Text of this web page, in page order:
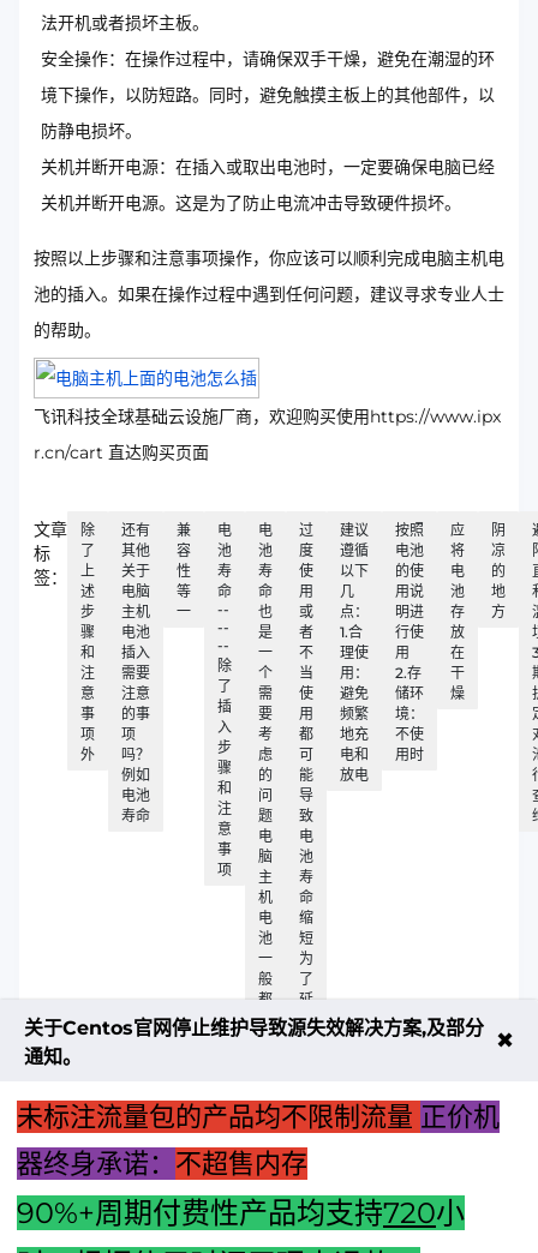
法开机或者损坏主板。
安全操作：在操作过程中，请确保双手干燥，避免在潮湿的环
境下操作，以防短路。同时，避免触摸主板上的其他部件，以
防静电损坏。
关机并断开电源：在插入或取出电池时，一定要确保电脑已经
关机并断开电源。这是为了防止电流冲击导致硬件损坏。
按照以上步骤和注意事项操作，你应该可以顺利完成电脑主机电
池的插入。如果在操作过程中遇到任何问题，建议寻求专业人士
的帮助。
飞讯科技全球基础云设施厂商，欢迎购买使用https://www.ipx
r.cn/cart 直达购买页面
文章
标
签：
除
了
上
述
步
骤
和
注
意
事
项
外
还有
其他
关于
电脑
主机
电池
插入
需要
注意
的事
项
吗？
例如
电池
寿命
兼
容
性
等
一
电
池
寿
命
--
--
--
除
了
插
入
步
骤
和
注
意
事
项
电
池
寿
命
也
是
一
个
需
要
考
虑
的
问
题
电
脑
主
机
电
池
一
般
都
有
一
使
用
命
过
度
使
用
或
者
不
当
使
用
都
可
能
导
致
电
池
寿
命
缩
短
为
了
延
长
电
命
建议
遵循
以下
几
点：
1.合
理使
用：
避免
频繁
地充
电和
放电
按照
电池
的使
用说
明进
行使
用
2.存
储环
境：
不使
用时
应
将
电
池
存
放
在
干
燥
阴
凉
的
地
方
上一篇：主机与虚拟机间的数据粘贴：概念解析与应用场景探
关于Centos官网停止维护导致源失效解决方案,及部分
通知。
✖
未标注流量包的产品均不限制流量 正价机
器终身承诺： 不超售内存
90%+周期付费性产品均支持720小